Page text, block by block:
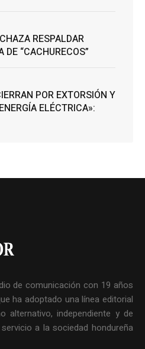
RESPALDAR
DE “CACHURECOS”
POR EXTORSIÓN Y
ELÉCTRICA»:
de comunicación con 19 años
ha adoptado una línea editorial
alternativo, independiente y de
a la sociedad hondureña